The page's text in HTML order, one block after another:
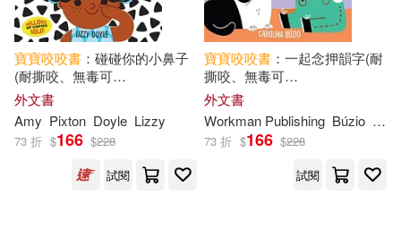
寶寶咬咬書 ：碰碰你的小鼻子
(耐撕咬、無毒可
洗)Indestructibles High Color
High Contrast: Touch Your
Nose!: Chew Proof - Rip Proof
- Nontoxic
外文書
Amy Pixton Doyle Lizzy
73 折 $166 $228
試閱
寶寶咬咬書 ：一起念押韻字(耐
撕咬、無毒可
洗)Indestructibles: Baby, Let’’s
Rhyme!
外文書
Workman Publishing Búzio
73 折 $166 $228
試閱